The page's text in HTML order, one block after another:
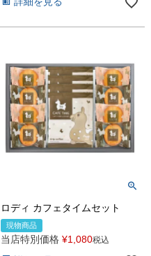
ロディ カフェタイムセット
現物商品
当店特別価格 ¥1,080税込